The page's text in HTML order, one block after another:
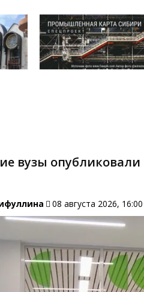
вузы
08 августа 2026, 16:00